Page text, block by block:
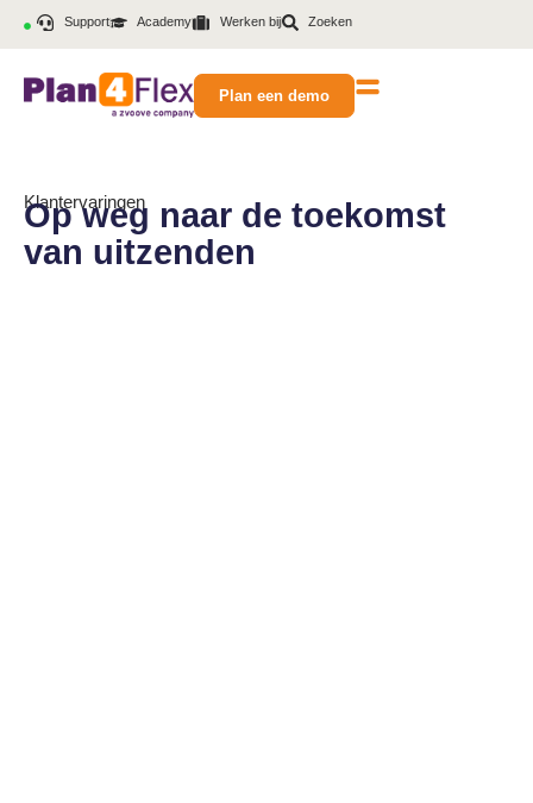
Support Academy Werken bij Zoeken
Plan een demo
Klantervaringen
Op weg naar de toekomst
van uitzenden